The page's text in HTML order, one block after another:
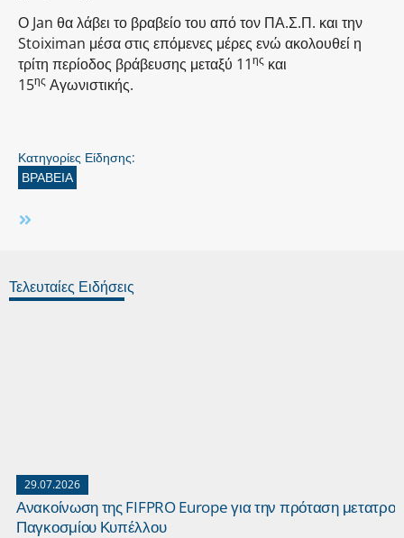
Ο Jan θα λάβει το βραβείο του από τον ΠΑ.Σ.Π. και την
Stoiximan μέσα στις επόμενες μέρες ενώ ακολουθεί η
τρίτη περίοδος βράβευσης μεταξύ 11ης και
15ης Αγωνιστικής.
Κατηγορίες Είδησης:
ΒΡΑΒΕΙΑ
Τελευταίες Ειδήσεις
29.07.2026
Ανακοίνωση της FIFPRO Europe για την πρόταση
Παγκοσμίου Κυπέλλου